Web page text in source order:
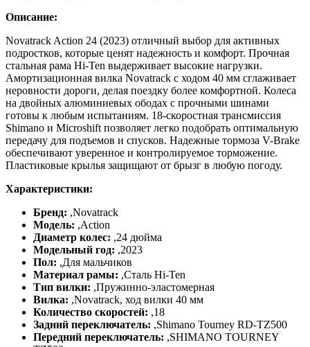
Описание:
Novatrack Action 24 (2023) отличный выбор для активных
подростков, которые ценят надежность и комфорт. Прочная
стальная рама Hi-Ten выдерживает высокие нагрузки.
Амортизационная вилка Novatrack с ходом 40 мм сглаживает
неровности дороги, делая поездку более комфортной. Колеса
на двойных алюминиевых ободах с прочными шинами
готовы к любым испытаниям. 18-скоростная трансмиссия
Shimano и Microshift позволяет легко подобрать оптимальную
передачу для подъемов и спусков. Надежные тормоза V-Brake
обеспечивают уверенное и контролируемое торможение.
Пластиковые крылья защищают от брызг в любую погоду.
Характеристики:
Бренд: ,Novatrack
Модель: ,Action
Диаметр колес: ,24 дюйма
Модельный год: ,2023
Пол: ,Для мальчиков
Материал рамы: ,Сталь Hi-Ten
Тип вилки: ,Пружинно-эластомерная
Вилка: ,Novatrack, ход вилки 40 мм
Количество скоростей: ,18
Задний переключатель: ,Shimano Tourney RD-TZ500
Передний переключатель: ,SHIMANO TOURNEY